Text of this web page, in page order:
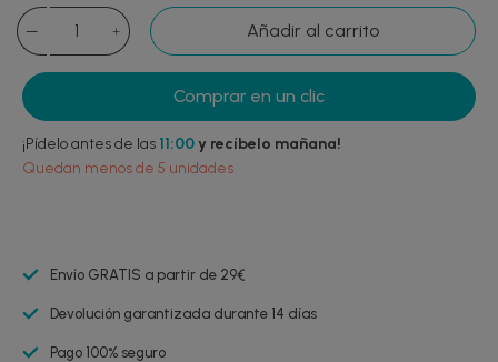
Añadir al carrito
Comprar en un clic
¡Pídelo antes de las 11:00y recíbelo mañana!
Quedan menos de 5 unidades
Envío GRATIS a partir de 29€
Devolución garantizada durante 14 días
Pago 100% seguro